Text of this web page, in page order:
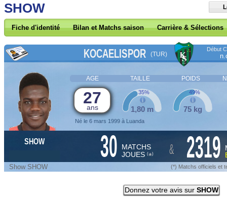
SHOW
Fiche d'identité Bilan et Matchs saison Carrière & Sélections
KOCAELISPOR (TUR)
Début
AGE TAILLE POIDS
27
ans
Né le 6 mars 1999 à Luanda
1,80 m
35%
75 kg
49%
SHOW 30 MATCHS
JOUES (*) & 2319
Show SHOW (*) Matchs officiels et
Donnez votre avis sur SHOW